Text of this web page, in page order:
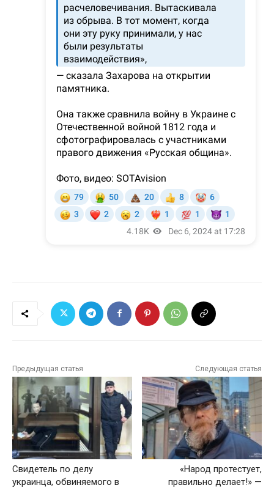
Предыдущая статья
Свидетель по делу
украинца, обвиняемого в
Следующая статья
«Народ протестует,
правильно делает!» —